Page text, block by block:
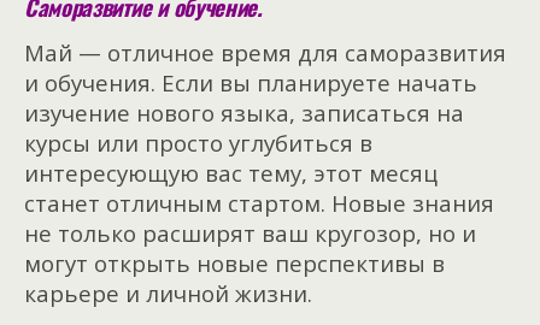
Саморазвитие и обучение.
Май — отличное время для саморазвития
и обучения. Если вы планируете начать
изучение нового языка, записаться на
курсы или просто углубиться в
интересующую вас тему, этот месяц
станет отличным стартом. Новые знания
не только расширят ваш кругозор, но и
могут открыть новые перспективы в
карьере и личной жизни.